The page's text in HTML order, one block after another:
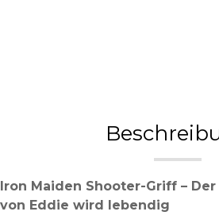
Iron Maiden Shooter-Griff –
von Eddie wird lebendig